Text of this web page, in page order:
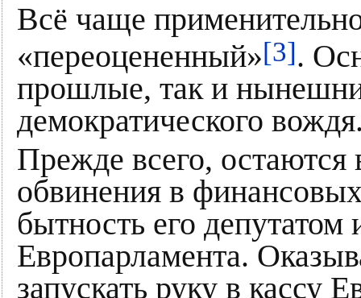
Всё чаще
«переоцененный»[3].
прошлые, так и
демократического
Прежде всего,
обвинения в
бытность его депутатом
Европарламента.
запускать руку в кассу